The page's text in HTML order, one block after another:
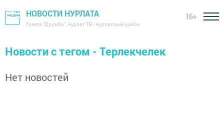
НОВОСТИ НУРЛАТА
Газета "Дружба", Нурлат ТВ - Нурлатский район
16+
Новости с тегом - Терлекчелек
Нет новостей